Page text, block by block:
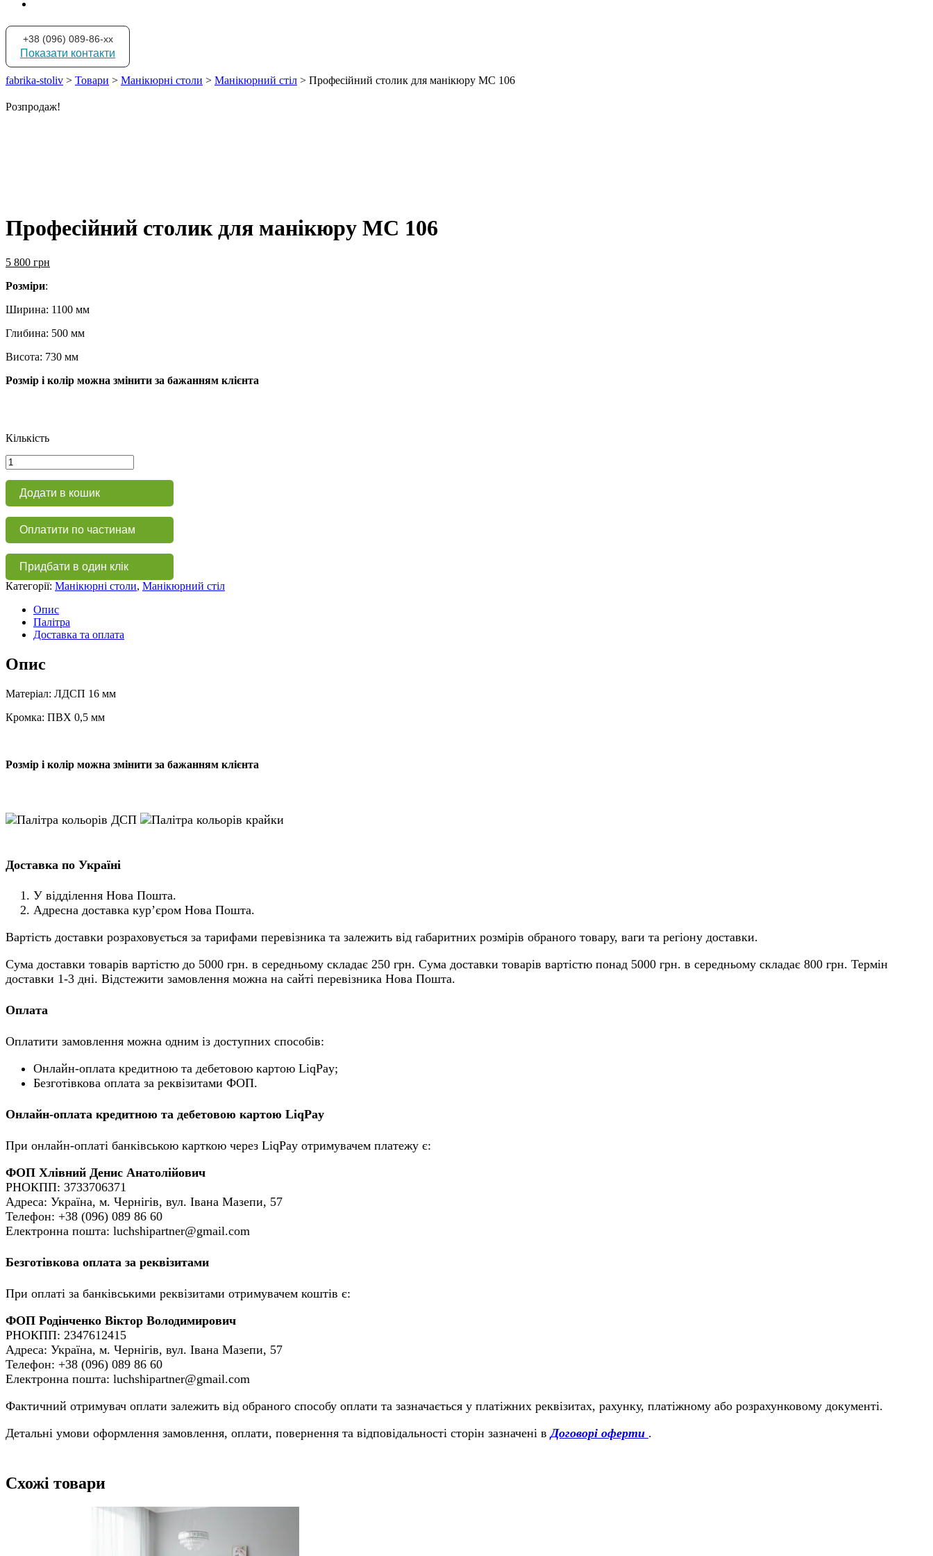
+38 (096) 089-86-xx
Показати контакти
fabrika-stoliv > Товари > Манікюрні столи > Манікюрний стіл > Професійний столик для манікюру МС 106
Розпродаж!
Професійний столик для манікюру МС 106
5 800 грн
Розміри:
Ширина: 1100 мм
Глибина: 500 мм
Висота: 730 мм
Розмір і колір можна змінити за бажанням клієнта
Кількість
Професійний
столик
для
манікюру
МС
106
кількість
Додати в кошик
Оплатити по частинам
Придбати в один клік
Категорії: Манікюрні столи, Манікюрний стіл
Опис
Палітра
Доставка та оплата
Опис
Матеріал: ЛДСП 16 мм
Кромка: ПВХ 0,5 мм
Розмір і колір можна змінити за бажанням клієнта
Доставка по Україні
У відділення Нова Пошта.
Адресна доставка кур’єром Нова Пошта.
Вартість доставки розраховується за тарифами перевізника та залежить від габаритних розмірів обраного товару, ваги та регіону доставки.
Сума доставки товарів вартістю до 5000 грн. в середньому складає 250 грн. Сума доставки товарів вартістю понад 5000 грн. в середньому складає 800 грн. Термін
доставки 1-3 дні. Відстежити замовлення можна на сайті перевізника Нова Пошта.
Оплата
Оплатити замовлення можна одним із доступних способів:
Онлайн-оплата кредитною та дебетовою картою LiqPay;
Безготівкова оплата за реквізитами ФОП.
Онлайн-оплата кредитною та дебетовою картою LiqPay
При онлайн-оплаті банківською карткою через LiqPay отримувачем платежу є:
ФОП Хлівний Денис Анатолійович
РНОКПП: 3733706371
Адреса: Україна, м. Чернігів, вул. Івана Мазепи, 57
Телефон: +38 (096) 089 86 60
Електронна пошта: luchshipartner@gmail.com
Безготівкова оплата за реквізитами
При оплаті за банківськими реквізитами отримувачем коштів є:
ФОП Родінченко Віктор Володимирович
РНОКПП: 2347612415
Адреса: Україна, м. Чернігів, вул. Івана Мазепи, 57
Телефон: +38 (096) 089 86 60
Електронна пошта: luchshipartner@gmail.com
Фактичний отримувач оплати залежить від обраного способу оплати та зазначається у платіжних реквізитах, рахунку, платіжному або розрахунковому документі.
Детальні умови оформлення замовлення, оплати, повернення та відповідальності сторін зазначені вДоговорі оферти .
Схожі товари